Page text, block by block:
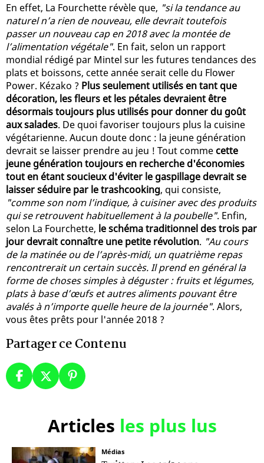
En effet, La Fourchette révèle que, "si la tendance au
naturel n’a rien de nouveau, elle devrait toutefois
passer un nouveau cap en 2018 avec la montée de
l’alimentation végétale". En fait, selon un rapport
mondial rédigé par Mintel sur les futures tendances des
plats et boissons, cette année serait celle du Flower
Power. Kézako ? Plus seulement utilisés en tant que
décoration, les fleurs et les pétales devraient être
désormais toujours plus utilisés pour donner du goût
aux salades. De quoi favoriser toujours plus la cuisine
végétarienne. Aucun doute donc : la jeune génération
devrait se laisser prendre au jeu ! Tout comme cette
jeune génération toujours en recherche d'économies
tout en étant soucieux d'éviter le gaspillage devrait se
laisser séduire par le trashcooking, qui consiste,
"comme son nom l’indique, à cuisiner avec des produits
qui se retrouvent habituellement à la poubelle". Enfin,
selon La Fourchette, le schéma traditionnel des trois par
jour devrait connaître une petite révolution. "Au cours
de la matinée ou de l’après-midi, un quatrième repas
rencontrerait un certain succès. Il prend en général la
forme de choses simples à déguster : fruits et légumes,
plats à base d’œufs et autres aliments pouvant être
avalés à n’importe quelle heure de la journée". Alors,
vous êtes prêts pour l'année 2018 ?
Partager ce Contenu
Articles les plus lus
Médias